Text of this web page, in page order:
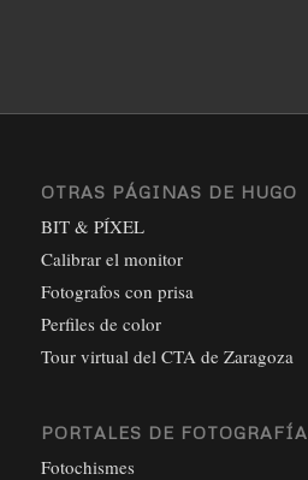
OTRAS PÁGINAS DE HUGO
BIT & PÍXEL
Calibrar el monitor
Fotografos con prisa
Perfiles de color
Tour virtual del CTA de Zaragoza
PORTALES DE FOTOGRAFÍA
Fotochismes